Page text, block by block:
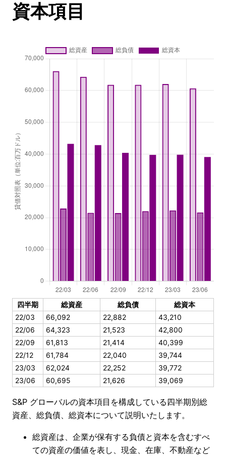
資本項目
四半期 総資産 総負債
総資本
22/03
66,092 22,882
43,210
22/06
64,323 21,523
42,800
22/09
61,813 21,414
40,399
22/12
61,784 22,040
39,744
23/03
62,024 22,252
39,772
23/06
60,695 21,626 39,069
S&P グローバルの資本項目を構成している四半期別総
資産、総負債、総資本について説明いたします。
総資産は、企業が保有する負債と資本を含むすべ
ての資産の価値を表し、現金、在庫、不動産など